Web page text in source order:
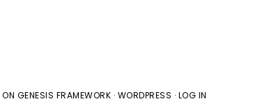
ON GENESIS FRAMEWORK · WORDPRESS · LOG IN